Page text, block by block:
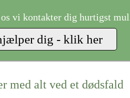
vi kontakter dig hurtigst
med alt ved et dødsfald